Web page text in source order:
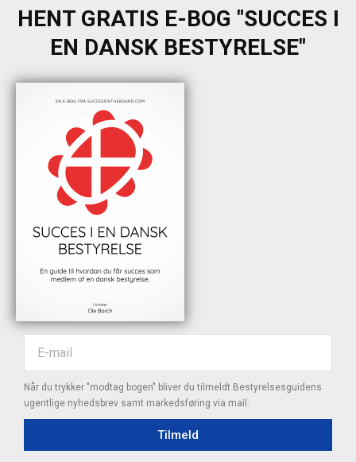
HENT GRATIS E-BOG "SUCCES I
EN DANSK BESTYRELSE"
Når du trykker "modtag bogen" bliver du tilmeldt Bestyrelsesguidens
ugentlige nyhedsbrev samt markedsføring via mail.
Tilmeld